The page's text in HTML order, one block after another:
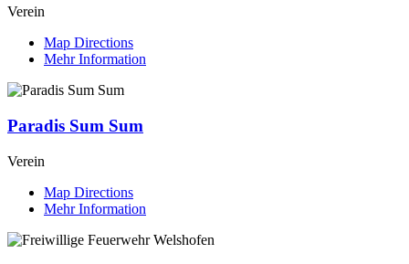
Verein
Map Directions
Mehr Information
Paradis Sum Sum
Verein
Map Directions
Mehr Information